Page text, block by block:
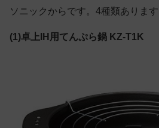
ソニックからです。4種類あります
(1)卓上IH用てんぷら鍋 KZ-T1K